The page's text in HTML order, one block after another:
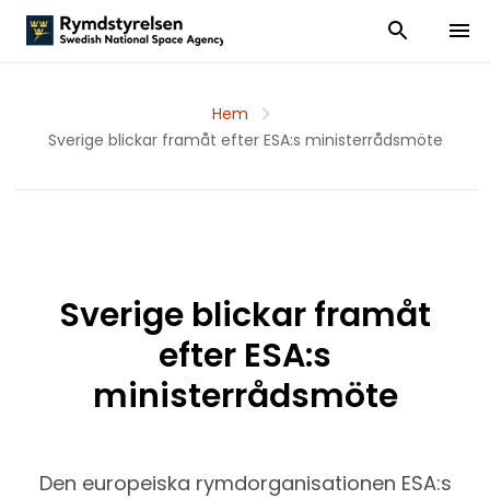
Visa och dölj
Visa
Hem
Sverige blickar framåt efter ESA:s ministerrådsmöte
Sverige blickar framåt
efter ESA:s
ministerrådsmöte
Den europeiska rymdorganisationen ESA:s